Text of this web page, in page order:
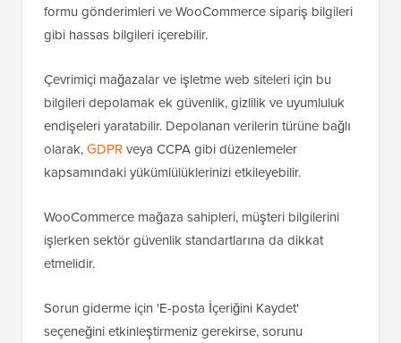
formu gönderimleri ve WooCommerce sipariş bilgileri
gibi hassas bilgileri içerebilir.
Çevrimiçi mağazalar ve işletme web siteleri için bu
bilgileri depolamak ek güvenlik, gizlilik ve uyumluluk
endişeleri yaratabilir. Depolanan verilerin türüne bağlı
olarak,GDPRveya CCPA gibi düzenlemeler
kapsamındaki yükümlülüklerinizi etkileyebilir.
WooCommerce mağaza sahipleri, müşteri bilgilerini
işlerken sektör güvenlik standartlarına da dikkat
etmelidir.
Sorun giderme için 'E-posta İçeriğini Kaydet'
seçeneğini etkinleştirmeniz gerekirse, sorunu